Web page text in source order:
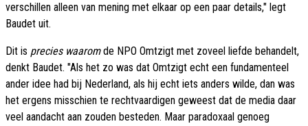
verschillen alleen van mening met elkaar op een paar details," legt
Baudet uit.
Dit is precies waaromde NPO Omtzigt met zoveel liefde behandelt,
denkt Baudet. "Als het zo was dat Omtzigt echt een fundamenteel
ander idee had bij Nederland, als hij echt iets anders wilde, dan was
het ergens misschien te rechtvaardigen geweest dat de media daar
veel aandacht aan zouden besteden. Maar paradoxaal genoeg